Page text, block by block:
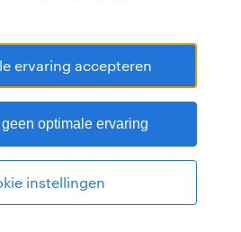
ervaring accepteren
optimale ervaring
instellingen